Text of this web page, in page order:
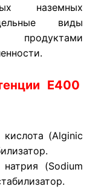
наземных
виды
продуктами
Е400
(Alginic
(Sodium